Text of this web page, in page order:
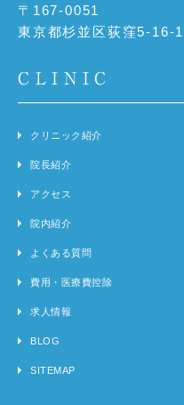
〒167-0051
東京都杉並区荻窪5-16-1
CLINIC
クリニック紹介
院長紹介
アクセス
院内紹介
よくある質問
費用・医療費控除
求人情報
BLOG
SITEMAP